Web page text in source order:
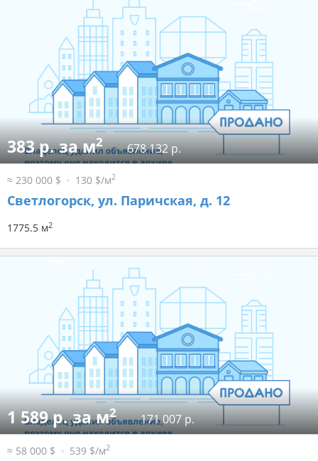
383 р. за м2 678 132 р.
≈ 230 000 $ 130 $/м2
Светлогорск, ул. Паричская, д. 12
1775.5 м2
1 589 р. за м2 171 007 р.
≈ 58 000 $ 539 $/м2